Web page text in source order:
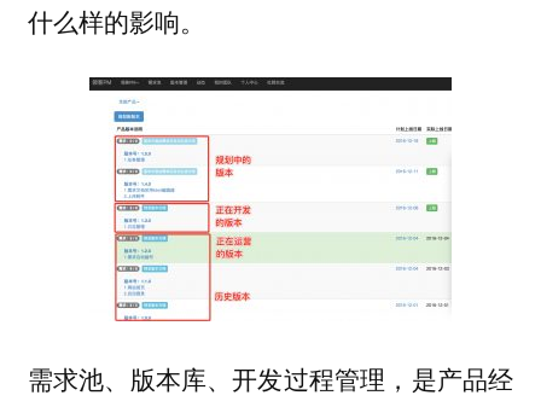
什么样的影响。
需求池、版本库、开发过程管理，是产品经